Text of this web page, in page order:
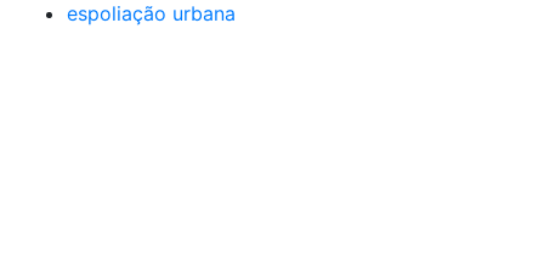
espoliação urbana